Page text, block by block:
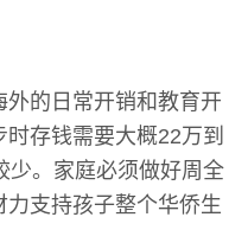
外的日常开销和教育开
存钱需要大概22万到
少。家庭必须做好周全
支持孩子整个华侨生